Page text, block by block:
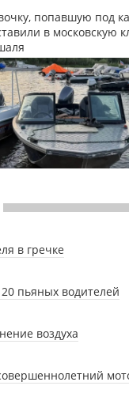
попавшую под
в московскую
в гречке
пьяных водителей
воздуха